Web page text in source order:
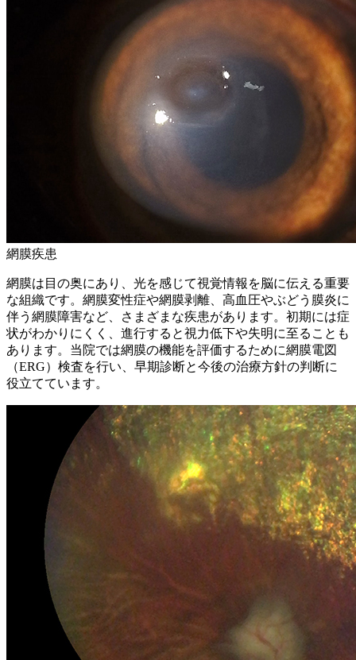
網膜疾患
網膜は目の奥にあり、光を感じて視覚情報を脳に伝える重要
な組織です。網膜変性症や網膜剥離、高血圧やぶどう膜炎に
伴う網膜障害など、さまざまな疾患があります。初期には症
状がわかりにくく、進行すると視力低下や失明に至ることも
あります。当院では網膜の機能を評価するために網膜電図
（ERG）検査を行い、早期診断と今後の治療方針の判断に
役立てています。